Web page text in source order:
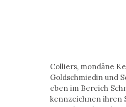
Colliers, mondäne
Goldschmiedin und
eben im Bereich
kennzeichnen ihren